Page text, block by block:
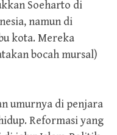
Soeharto di
namun di
kota. Mereka
bocah mursal)
umurnya di penjara
Reformasi yang